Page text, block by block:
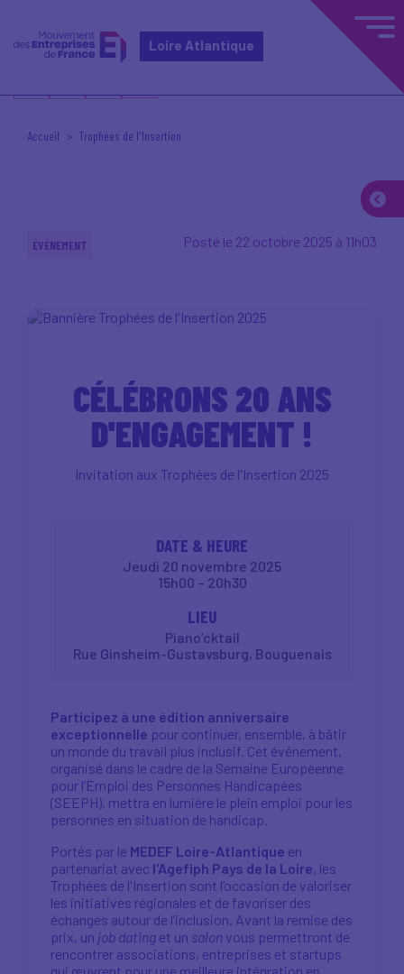
Loire Atlantique
Accueil Trophées de l'Insertion
ÉVÉNEMENT Posté le 22 octobre 2025 à 11h03
CÉLÉBRONS 20 ANS
D'ENGAGEMENT !
Invitation aux Trophées de l'Insertion 2025
DATE & HEURE
Jeudi 20 novembre 2025
15h00 – 20h30
LIEU
Piano’cktail
Rue Ginsheim-Gustavsburg, Bouguenais
Participez à une édition anniversaire
exceptionnelle pour continuer, ensemble, à bâtir
un monde du travail plus inclusif. Cet événement,
organisé dans le cadre de la Semaine Européenne
pour l’Emploi des Personnes Handicapées
(SEEPH), mettra en lumière le plein emploi pour les
personnes en situation de handicap.
Portés par le MEDEF Loire-Atlantique en
partenariat avec l'Agefiph Pays de la Loire, les
Trophées de l'Insertion sont l’occasion de valoriser
les initiatives régionales et de favoriser des
échanges autour de l’inclusion. Avant la remise des
prix, un job dating et un salon vous permettront de
rencontrer associations, entreprises et startups